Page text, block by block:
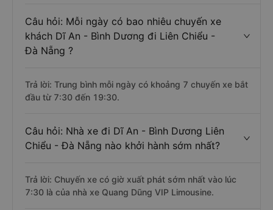
Câu hỏi: Mỗi ngày có bao nhiêu chuyến xe
khách Dĩ An - Bình Dương đi Liên Chiểu -
Đà Nẵng ?
Trả lời: Trung bình mỗi ngày có khoảng 7 chuyến xe bắt
đầu từ 7:30 đến 19:30.
Câu hỏi: Nhà xe đi Dĩ An - Bình Dương Liên
Chiểu - Đà Nẵng nào khởi hành sớm nhất?
Trả lời: Chuyến xe có giờ xuất phát sớm nhất vào lúc
7:30 là của nhà xe Quang Dũng VIP Limousine.